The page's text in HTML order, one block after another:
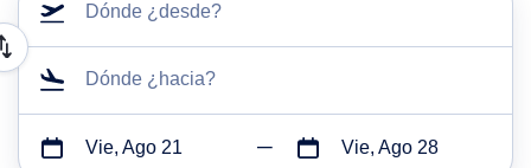
Dónde ¿desde?
Dónde ¿hacia?
Vie, Ago 21 Vie, Ago 28